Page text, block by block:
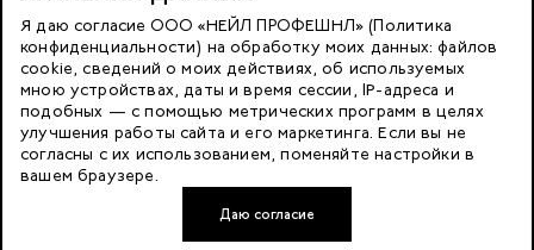
© 2023 Nano Prof
Developed by FACE FAMILY
117342, Russia, Moscow, Butlerova Street. 17, «BC Neo Geo»
floor 3, office 3079
Я даю согласие ООО «НЕЙЛ ПРОФЕШНЛ» (Политика
конфиденциальности) на обработку моих данных: файлов
cookie, сведений о моих действиях, об используемых
мною устройствах, даты и время сессии, IP-адреса и
подобных — с помощью метрических программ в целях
улучшения работы сайта и его маркетинга. Если вы не
согласны с их использованием, поменяйте настройки в
вашем браузере.
Даю согласие